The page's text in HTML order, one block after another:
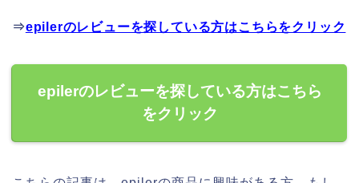
⇒epilerのレビューを探している方はこちらをクリック
epilerのレビューを探している方はこちら
をクリック